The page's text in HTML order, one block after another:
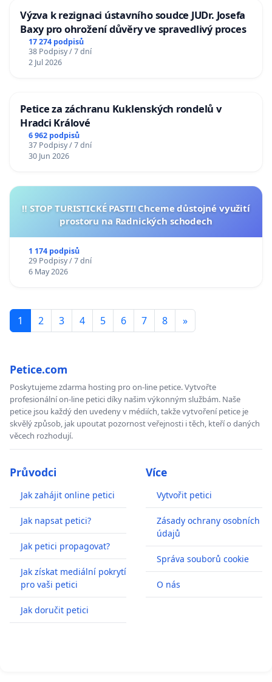
Výzva k rezignaci ústavního soudce JUDr. Josefa
Baxy pro ohrožení důvěry ve spravedlivý proces
17 274 podpisů
38 Podpisy / 7 dní
2 Jul 2026
Petice za záchranu Kuklenských rondelů v
Hradci Králové
6 962 podpisů
37 Podpisy / 7 dní
30 Jun 2026
‼️ STOP TURISTICKÉ PASTI! Chceme důstojné využití
prostoru na Radnických schodech
1 174 podpisů
29 Podpisy / 7 dní
6 May 2026
1 2 3 4 5 6 7 8 »
Petice.com
Poskytujeme zdarma hosting pro on-line petice. Vytvořte
profesionální on-line petici díky našim výkonným službám. Naše
petice jsou každý den uvedeny v médiích, takže vytvoření petice je
skvělý způsob, jak upoutat pozornost veřejnosti i těch, kteří o daných
věcech rozhodují.
Průvodci
Jak zahájit online petici
Jak napsat petici?
Jak petici propagovat?
Jak získat mediální pokrytí
pro vaši petici
Jak doručit petici
Více
Vytvořit petici
Zásady ochrany osobních
údajů
Správa souborů cookie
O nás